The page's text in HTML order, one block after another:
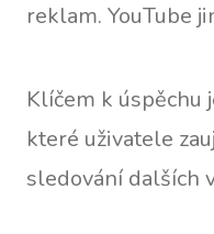
reklam. YouTube
Klíčem k úspěchu
které uživatele
sledování dalších